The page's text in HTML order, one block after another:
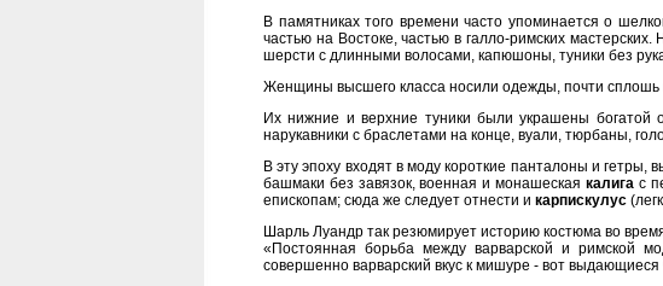
В памятниках того времени часто упоминается о
частью на Востоке, частью в галло-римских
шерсти с длинными волосами, капюшоны, туники без
Женщины высшего класса носили одежды, почти
Их нижние и верхние туники были украшены богатой
нарукавники с браслетами на конце, вуали, тюрбаны,
В эту эпоху входят в моду короткие панталоны и
башмаки без завязок, военная и монашеская калигас
епископам; сюда же следует отнести и карпискулус
Шарль Луандр так резюмирует историю костюма во
«Постоянная борьба между варварской и римской
совершенно варварский вкус к мишуре - вот